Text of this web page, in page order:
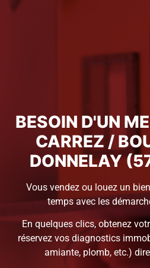
BESOIN D'UN
CARREZ /
DONNELAY
Vous vendez ou louez un
temps avec les
En quelques clics, obtenez
réservez vos diagnostics
amiante, plomb, etc.)